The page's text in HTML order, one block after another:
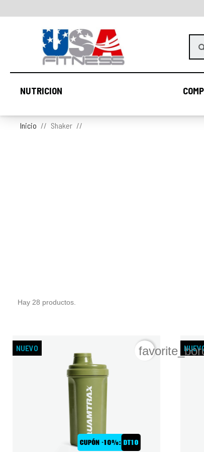
NUTRICION
Inicio Shaker
Hay 28 productos.
NUEVO